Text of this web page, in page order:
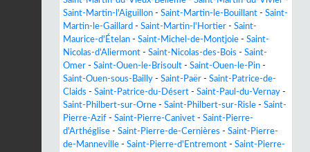
Saint-Martin-l'Aiguillon - Saint-Martin-le-Bouillant - Saint-
Martin-le-Gaillard - Saint-Martin-l'Hortier - Saint-
Maurice-d'Ételan - Saint-Michel-de-Montjoie - Saint-
Nicolas-d'Aliermont - Saint-Nicolas-des-Bois - Saint-
Omer - Saint-Ouen-le-Brisoult - Saint-Ouen-le-Pin -
Saint-Ouen-sous-Bailly - Saint-Paër - Saint-Patrice-de-
Claids - Saint-Patrice-du-Désert - Saint-Paul-du-Vernay -
Saint-Philbert-sur-Orne - Saint-Philbert-sur-Risle - Saint-
Pierre-Azif - Saint-Pierre-Canivet - Saint-Pierre-
d'Arthéglise - Saint-Pierre-de-Cernières - Saint-Pierre-
de-Manneville - Saint-Pierre-d'Entremont - Saint-Pierre-